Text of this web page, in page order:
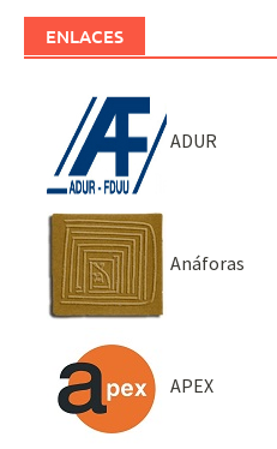
ENLACES
ADUR
Anáforas
APEX